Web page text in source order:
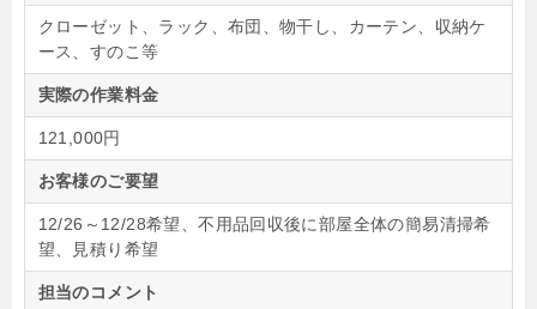
クローゼット、ラック、布団、物干し、カーテン、収納ケ
ース、すのこ等
実際の作業料金
121,000円
お客様のご要望
12/26～12/28希望、不用品回収後に部屋全体の簡易清掃希
望、見積り希望
担当のコメント